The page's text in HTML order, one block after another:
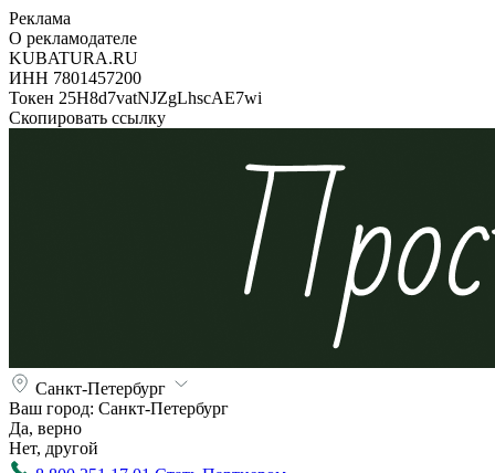
Реклама
О рекламодателе
KUBATURA.RU
ИНН 7801457200
Токен 25H8d7vatNJZgLhscAE7wi
Скопировать ссылку
Санкт-Петербург
Ваш город: Санкт-Петербург
Да, верно
Нет, другой